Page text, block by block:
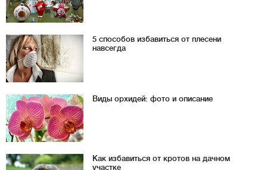
5 способов избавиться от плесени
навсегда
Виды орхидей: фото и описание
Как избавиться от кротов на дачном
участке